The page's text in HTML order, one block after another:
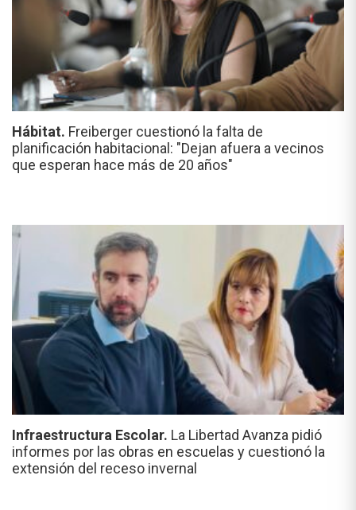
Hábitat. Freiberger cuestionó la falta de
planificación habitacional: "Dejan afuera a vecinos
que esperan hace más de 20 años"
Infraestructura Escolar. La Libertad Avanza pidió
informes por las obras en escuelas y cuestionó la
extensión del receso invernal